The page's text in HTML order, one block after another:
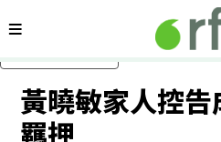
內容分類
黃曉敏家人控
羈押